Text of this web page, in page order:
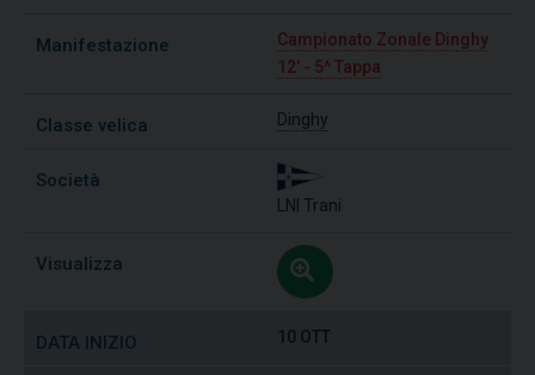
Campionato Zonale Dinghy
12' - 5^ Tappa
Dinghy
LNI Trani
10 OTT